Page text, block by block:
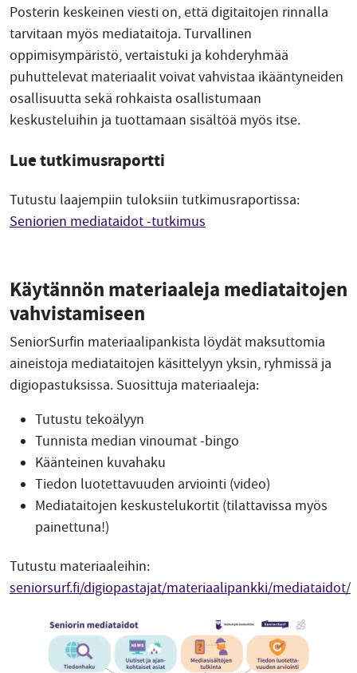
Posterin keskeinen viesti on, että digitaitojen rinnalla
tarvitaan myös mediataitoja. Turvallinen
oppimisympäristö, vertaistuki ja kohderyhmää
puhuttelevat materiaalit voivat vahvistaa ikääntyneiden
osallisuutta sekä rohkaista osallistumaan
keskusteluihin ja tuottamaan sisältöä myös itse.
Lue tutkimusraportti
Tutustu laajempiin tuloksiin tutkimusraportissa:
Seniorien mediataidot -tutkimus
Käytännön materiaaleja mediataitojen
vahvistamiseen
SeniorSurfin materiaalipankista löydät maksuttomia
aineistoja mediataitojen käsittelyyn yksin, ryhmissä ja
digiopastuksissa. Suosittuja materiaaleja:
Tutustu tekoälyyn
Tunnista median vinoumat -bingo
Käänteinen kuvahaku
Tiedon luotettavuuden arviointi (video)
Mediataitojen keskustelukortit (tilattavissa myös
painettuna!)
Tutustu materiaaleihin:
seniorsurf.fi/digiopastajat/materiaalipankki/mediataidot/